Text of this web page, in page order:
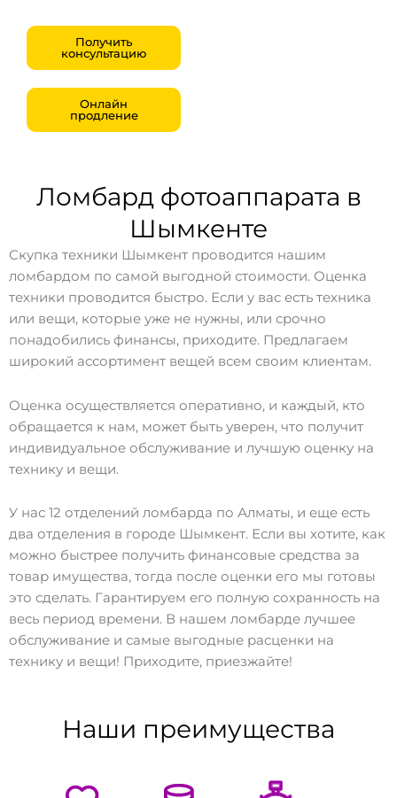
Получить
консультацию
Онлайн
продление
Ломбард фотоаппарата в
Шымкенте
Скупка техники Шымкент проводится нашим
ломбардом по самой выгодной стоимости. Оценка
техники проводится быстро. Если у вас есть техника
или вещи, которые уже не нужны, или срочно
понадобились финансы, приходите. Предлагаем
широкий ассортимент вещей всем своим клиентам.
Оценка осуществляется оперативно, и каждый, кто
обращается к нам, может быть уверен, что получит
индивидуальное обслуживание и лучшую оценку на
технику и вещи.
У нас 12 отделений ломбарда по Алматы, и еще есть
два отделения в городе Шымкент. Если вы хотите, как
можно быстрее получить финансовые средства за
товар имущества, тогда после оценки его мы готовы
это сделать. Гарантируем его полную сохранность на
весь период времени. В нашем ломбарде лучшее
обслуживание и самые выгодные расценки на
технику и вещи! Приходите, приезжайте!
Наши преимущества